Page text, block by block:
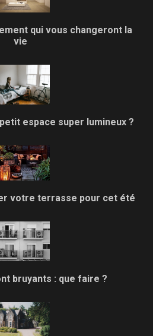
qui vous changeront la
vie
espace super lumineux ?
votre terrasse pour cet été
bruyants : que faire ?